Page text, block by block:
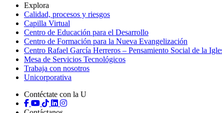
Explora
Calidad, procesos y riesgos
Capilla Virtual
Centro de Educación para el Desarrollo
Centro de Formación para la Nueva Evangelización
Centro Rafael García Herreros – Pensamiento Social de la
Mesa de Servicios Tecnológicos
Trabaja con nosotros
Unicorporativa
Contéctate con la U